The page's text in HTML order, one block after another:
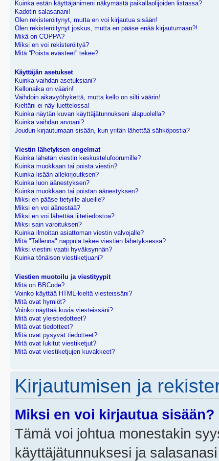
Kuinka estän käyttäjänimeni näkymästä paikallaolijoiden listassa?
Kadotin salasanani!
Olen rekisteröitynyt, mutta en voi kirjautua sisään!
Olen rekisteröitynyt joskus, mutta en pääse enää kirjautumaan?!
Mikä on COPPA?
Miksi en voi rekisteröityä?
Mitä “Poista evästeet” tekee?
Käyttäjän asetukset
Kuinka vaihdan asetuksiani?
Kellonaika on väärin!
Vaihdoin aikavyöhykettä, mutta kello on silti väärin!
Kieltäni ei näy luettelossa!
Kuinka näytän kuvan käyttäjätunnukseni alapuolella?
Kuinka vaihdan arvoani?
Joudun kirjautumaan sisään, kun yritän lähettää sähköpostia?
Viestin lähetyksen ongelmat
Kuinka lähetän viestin keskustelufoorumille?
Kuinka muokkaan tai poista viestin?
Kuinka lisään allekirjoutksen?
Kuinka luon äänestyksen?
Kuinka muokkaan tai poistan äänestyksen?
Miksi en pääse tietyille alueille?
Miksi en voi äänestää?
Miksi en voi lähettää liitetiedostoa?
Miksi sain varoituksen?
Kuinka ilmoitan asiattoman viestin valvojalle?
Mitä "Tallenna" nappula tekee viestien lähetyksessä?
Miksi viestini vaatii hyväksynnän?
Kuinka tönäisen viestiketjuani?
Viestien muotoilu ja viestityypit
Mitä on BBCode?
Voinko käyttää HTML-kieltä viesteissäni?
Mitä ovat hymiöt?
Voinko näyttää kuvia viesteissäni?
Mitä ovat yleistiedotteet?
Mitä ovat tiedotteet?
Mitä ovat pysyvät tiedotteet?
Mitä ovat lukitut viestiketjut?
Mitä ovat viestiketjujen kuvakkeet?
Kirjautumisen ja
Miksi en voi kirjautua sisään?
Tämä voi johtua monestakin
käyttäjätunnuksesi ja